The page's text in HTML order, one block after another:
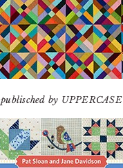
publisched by UPPERCASE